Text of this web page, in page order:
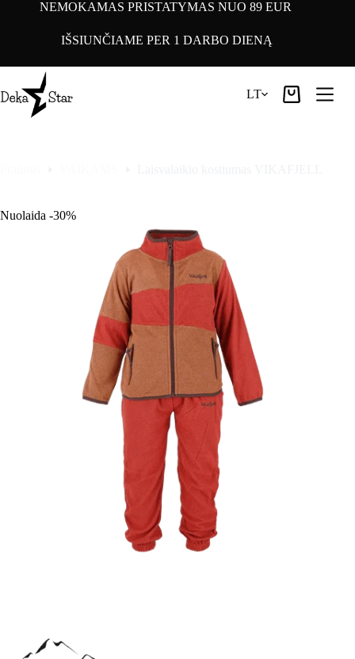
NEMOKAMAS PRISTATYMAS NUO 89 EUR
IŠSIUNČIAME PER 1 DARBO DIENĄ
LT
Pirkinių
Nuolaida -30%